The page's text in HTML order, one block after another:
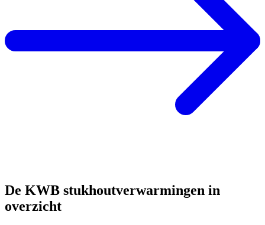
De KWB stukhoutverwarmingen in
overzicht